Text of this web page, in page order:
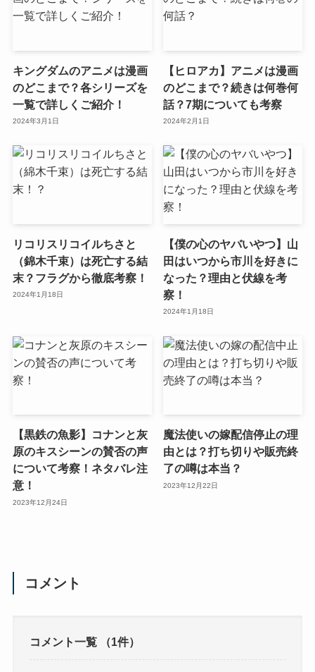
キングダムのアニメは漫画
のどこまで？各シリーズを
一覧で詳しくご紹介！
2024年3月1日
【ヒロアカ】アニメは漫画
のどこまで？続きは何巻何
話？7期についても考察
2024年2月1日
リコリスリコイルちさと
（錦木千束）は死亡する結
末？フラグから徹底考察！
2024年1月18日
【僕の心のヤバいやつ】山
田はいつから市川を好きに
なった？理由と伏線を考
察！
2024年1月18日
【黒鉄の魚影】コナンと灰
原のキスシーンの賛否の声
について考察！ネタバレ注
意！
2023年12月24日
魔法使いの嫁配信停止の理
由とは？打ち切りや販売終
了の噂は本当？
2023年12月22日
コメント
コメント一覧 （1件）